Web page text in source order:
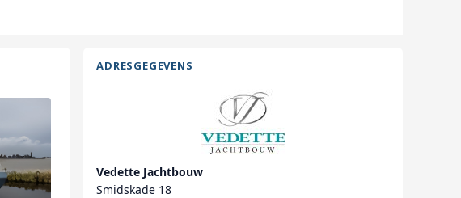
ADRESGEGEVENS
Vedette Jachtbouw
Smidskade 18